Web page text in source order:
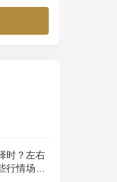
时？左右
行情场